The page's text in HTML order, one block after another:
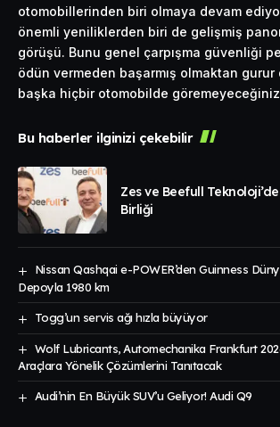
otomobillerinden biri olmaya devam
önemli yeniliklerden biri de gelişmiş
görüşü. Bunu genel çarpışma güvenliği
ödün vermeden başarmış olmaktan gurur
başka hiçbir otomobilde göremeyeceğiniz
Bu haberler ilginizi çekebilir
Zes ve Beefull
Birliği
Nissan Qashqai e-POWER’den Guinness
Depoyla 1980 km
Togg’un servis ağı hızla büyüyor
Wolf Lubricants, Automechanika Frankfurt
Araçlara Yönelik Çözümlerini Tanıtacak
Audi’nin En Büyük SUV’u Geliyor! Audi Q9